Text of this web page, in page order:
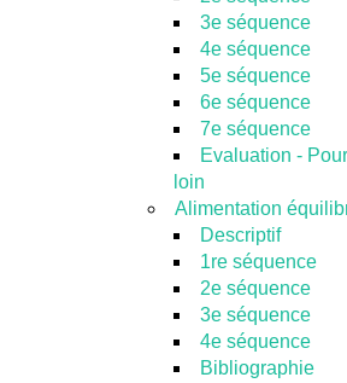
3e séquence
4e séquence
5e séquence
6e séquence
7e séquence
Evaluation -
loin
Alimentation
Descriptif
1re séquence
2e séquence
3e séquence
4e séquence
Bibliographie